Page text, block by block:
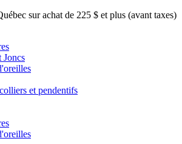
sur achat de 225 $ et plus (avant taxes)
Joncs
et pendentifs